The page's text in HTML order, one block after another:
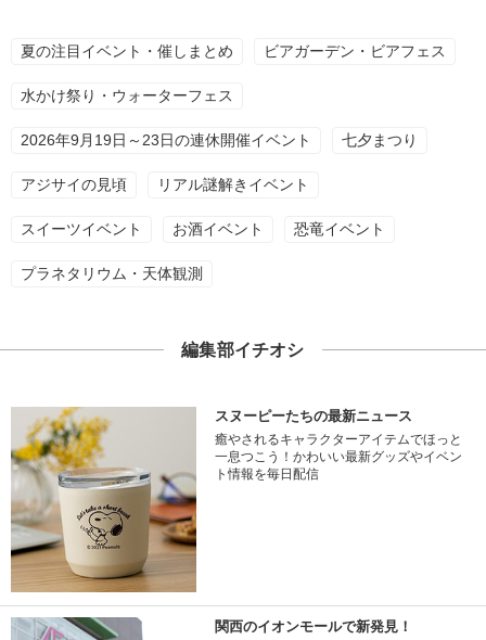
夏の注目イベント・催しまとめ ビアガーデン・ビアフェス
水かけ祭り・ウォーターフェス
2026年9月19日～23日の連休開催イベント 七夕まつり
アジサイの見頃 リアル謎解きイベント
スイーツイベント お酒イベント 恐竜イベント
プラネタリウム・天体観測
編集部イチオシ
スヌーピーたちの最新ニュース
癒やされるキャラクターアイテムでほっと
一息つこう！かわいい最新グッズやイベン
ト情報を毎日配信
関西のイオンモールで新発見！